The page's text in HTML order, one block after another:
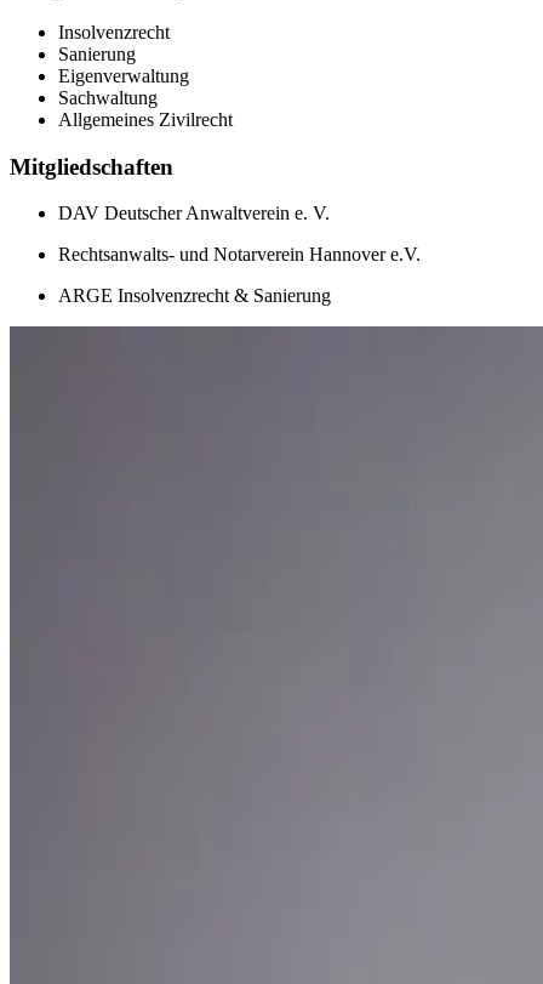
Insolvenzrecht
Sanierung
Eigenverwaltung
Sachwaltung
Allgemeines Zivilrecht
Mitgliedschaften
DAV Deutscher Anwaltverein e. V.
Rechtsanwalts- und Notarverein Hannover e.V.
ARGE Insolvenzrecht & Sanierung